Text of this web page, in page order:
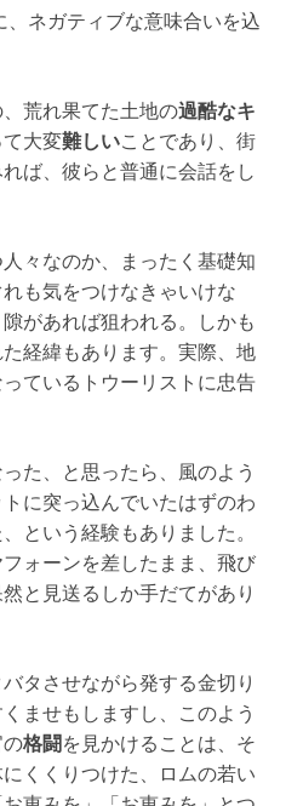
ネガティブな意味合いを込
荒れ果てた土地の過酷なキ
大変難しいことであり、街
ば、彼らと普通に会話をし
人々なのか、まったく基礎知
も気をつけなきゃいけな
隙があれば狙われる。しかも
経緯もあります。実際、地
ているトウーリストに忠告
た、と思ったら、風のよう
に突っ込んでいたはずのわ
という経験もありました。
ォーンを差したまま、飛び
と見送るしか手だてがあり
タさせながら発する金切り
ませもしますし、このよう
の格闘 を見かけることは、そ
くくりつけた、ロムの若い